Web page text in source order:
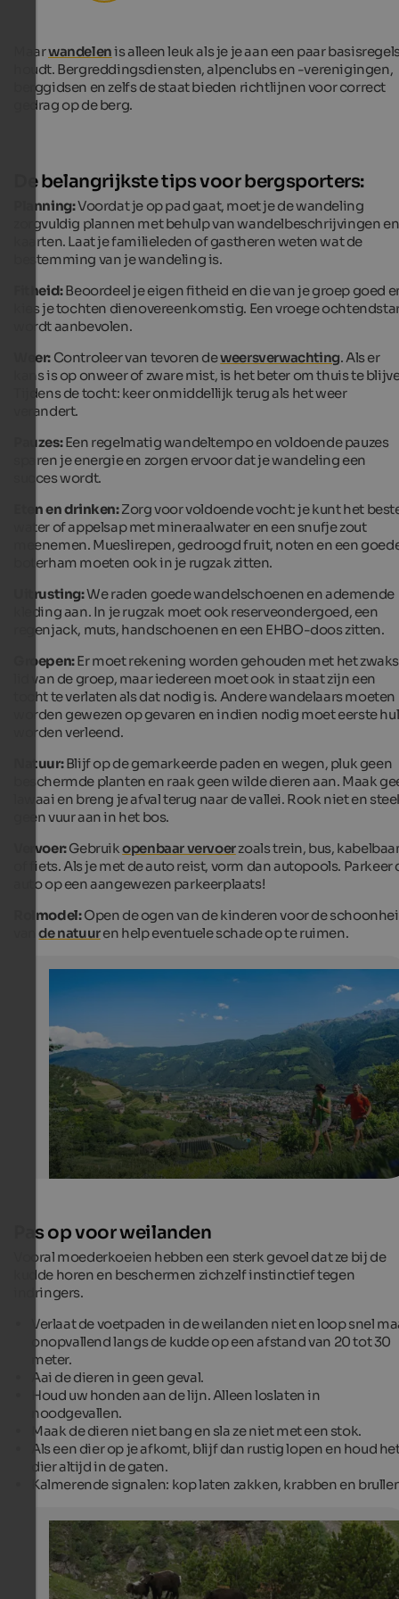
Maarwandelenis alleen leuk als je je aan een paar
houdt. Bergreddingsdiensten, alpenclubs en -verenigingen,
berggidsen en zelfs de staat bieden richtlijnen voor correct
gedrag op de berg.
Naturns is a paradise for hikers.
PhotoGrünerThomas - Tourismusverein Naturns
De belangrijkste tips voor bergsporters:
Planning:Voordat je op pad gaat, moet je de wandeling
zorgvuldig plannen met behulp van wandelbeschrijvingen en
kaarten. Laat je familieleden of gastheren weten wat de
bestemming van je wandeling is.
Fitheid:Beoordeel je eigen fitheid en die van je groep goed
kies je tochten dienovereenkomstig. Een vroege
wordt aanbevolen.
Weer: Controleer van tevoren deweersverwachting. Als er
kans is op onweer of zware mist, is het beter om thuis te
Tijdens de tocht: keer onmiddellijk terug als het weer
verandert.
Pauzes:Een regelmatig wandeltempo en voldoende pauzes
sparen je energie en zorgen ervoor dat je wandeling een
succes wordt.
Eten en drinken:Zorg voor voldoende vocht: je kunt het
water of appelsap met mineraalwater en een snufje zout
meenemen. Mueslirepen, gedroogd fruit, noten en een
boterham moeten ook in je rugzak zitten.
Uitrusting:We raden goede wandelschoenen en ademende
kleding aan. In je rugzak moet ook reserveondergoed, een
regenjack, muts, handschoenen en een EHBO-doos zitten.
Groepen:Er moet rekening worden gehouden met het
lid van de groep, maar iedereen moet ook in staat zijn een
tocht te verlaten als dat nodig is. Andere wandelaars moeten
worden gewezen op gevaren en indien nodig moet eerste
worden verleend.
Natuur:Blijf op de gemarkeerde paden en wegen, pluk geen
beschermde planten en raak geen wilde dieren aan. Maak
lawaai en breng je afval terug naar de vallei. Rook niet en
geen vuur aan in het bos.
Vervoer:Gebruikopenbaar vervoerzoals trein, bus,
of fiets. Als je met de auto reist, vorm dan autopools. Parkeer
auto op een aangewezen parkeerplaats!
Rolmodel:Open de ogen van de kinderen voor de
vande natuuren help eventuele schade op te ruimen.
Yaks are going on high pastures with Reinhold
Yaks are going on high pastures with Reinhold Messner
Vinschgau Marketing - Frieder Blickle
Pas op voor weilanden
Vooral moederkoeien hebben een sterk gevoel dat ze bij de
kudde horen en beschermen zichzelf instinctief tegen
indringers.
Verlaat de voetpaden in de weilanden niet en loop snel
onopvallend langs de kudde op een afstand van 20 tot 30
meter.
Aai de dieren in geen geval.
Houd uw honden aan de lijn. Alleen loslaten in
noodgevallen.
Maak de dieren niet bang en sla ze niet met een stok.
Als een dier op je afkomt, blijf dan rustig lopen en houd
dier altijd in de gaten.
Kalmerende signalen: kop laten zakken, krabben en